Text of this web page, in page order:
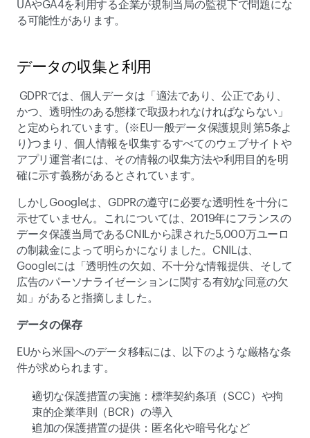
UAやGA4を利用する企業が規制当局の監視下で問題にな
る可能性があります。
データの収集と利用
かつ、透明性のある態様で取扱われなければならない」
と定められています。(※EU一般データ保護規則 第5条よ
り)つまり、個人情報を収集するすべてのウェブサイトや
アプリ運営者には、その情報の収集方法や利用目的を明
確に示す義務があるとされています。
しかしGoogleは、GDPRの遵守に必要な透明性を十分に
示せていません。これについては、2019年にフランスの
データ保護当局であるCNILから課された5,000万ユーロ
の制裁金によって明らかになりました。CNILは、
Googleには「透明性の欠如、不十分な情報提供、そして
広告のパーソナライゼーションに関する有効な同意の欠
如」があると指摘しました。
データの保存
EUから米国へのデータ移転には、以下のような厳格な条
件が求められます。
適切な保護措置の実施：標準契約条項（SCC）や拘
束的企業準則（BCR）の導入
追加の保護措置の提供：匿名化や暗号化など